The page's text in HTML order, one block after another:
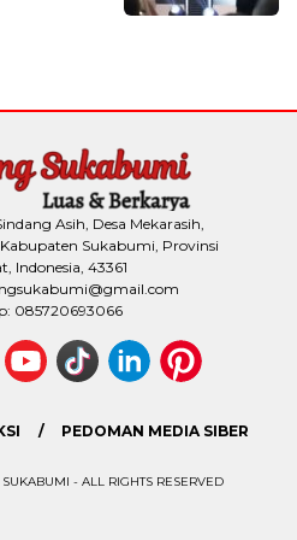
Asih, Desa Mekarasih,
Sukabumi, Provinsi
Indonesia, 43361
085720693066
PEDOMAN MEDIA SIBER
- ALL RIGHTS RESERVED